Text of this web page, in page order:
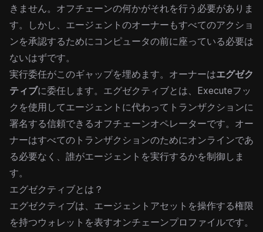
きません。オフチェーンの何かがそれを行う必要がありま
す。しかし、エージェントのオーナーもすべてのアクショ
ンを承認するためにコンピュータの前に座っている必要は
ないはずです。
実行委任がこのギャップを埋めます。オーナーはエグゼク
ティブに委任します。エグゼクティブとは、Executeフッ
クを使用してエージェントに代わってトランザクションに
署名する信頼できるオフチェーンオペレーターです。オー
ナーはすべてのトランザクションのためにオンラインであ
る必要なく、誰がエージェントを実行するかを制御しま
す。
エグゼクティブとは？
エグゼクティブは、エージェントアセットを操作する権限
を持つウォレットを表すオンチェーンプロファイルです。